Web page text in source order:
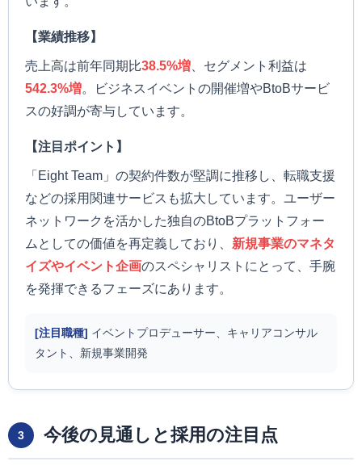
【業績推移】
売上高は前年同期比38.5%増 、セグメント利益は
542.3%増。ビジネスイベントの開催増やBtoBサービ
スの好調が寄与しています。
【注目ポイント】
「Eight Team」の契約件数が堅調に推移し、転職支援
などの採用関連サービスも拡大しています。ユーザー
ネットワークを活かした独自のBtoBプラットフォー
ムとしての価値を再定義しており、 新規事業のマネタ
イズやイベント企画のスペシャリストにとって、手腕
を発揮できるフェーズにあります。
[注目職種] イベントプロデューサー、キャリアコンサル
タント、新規事業開発
3 今後の見通しと採用の注目点